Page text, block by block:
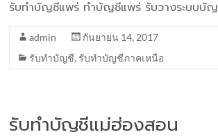
รับทำบัญชีแพร่ ทำบัญชีแพร่ รับวางระบบบัญ
admin
กันยายน 14, 2017
รับทำบัญชี, รับทำบัญชีภาคเหนือ
รับทำบัญชีแม่ฮ่องสอน